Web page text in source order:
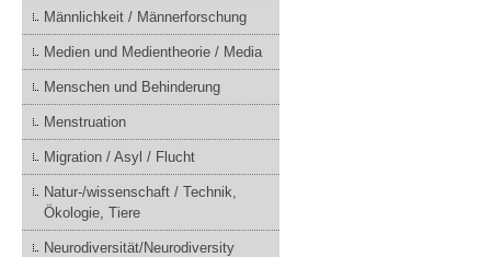
Männlichkeit / Männerforschung
Medien und Medientheorie / Media
Menschen und Behinderung
Menstruation
Migration / Asyl / Flucht
Natur-/wissenschaft / Technik,
Ökologie, Tiere
Neurodiversität/Neurodiversity